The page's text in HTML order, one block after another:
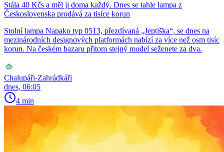
Stála 40 Kčs a měl ji doma každý. Dnes se tahle lampa z
Československa prodává za tisíce korun
Stolní lampa Napako typ 0513, přezdívaná „Jeptiška“, se dnes na
mezinárodních designových platformách nabízí za více než osm tisíc
korun. Na českém bazaru přitom stejný model seženete za dva.
Chalupáři-Zahrádkáři
dnes, 06:05
4 min